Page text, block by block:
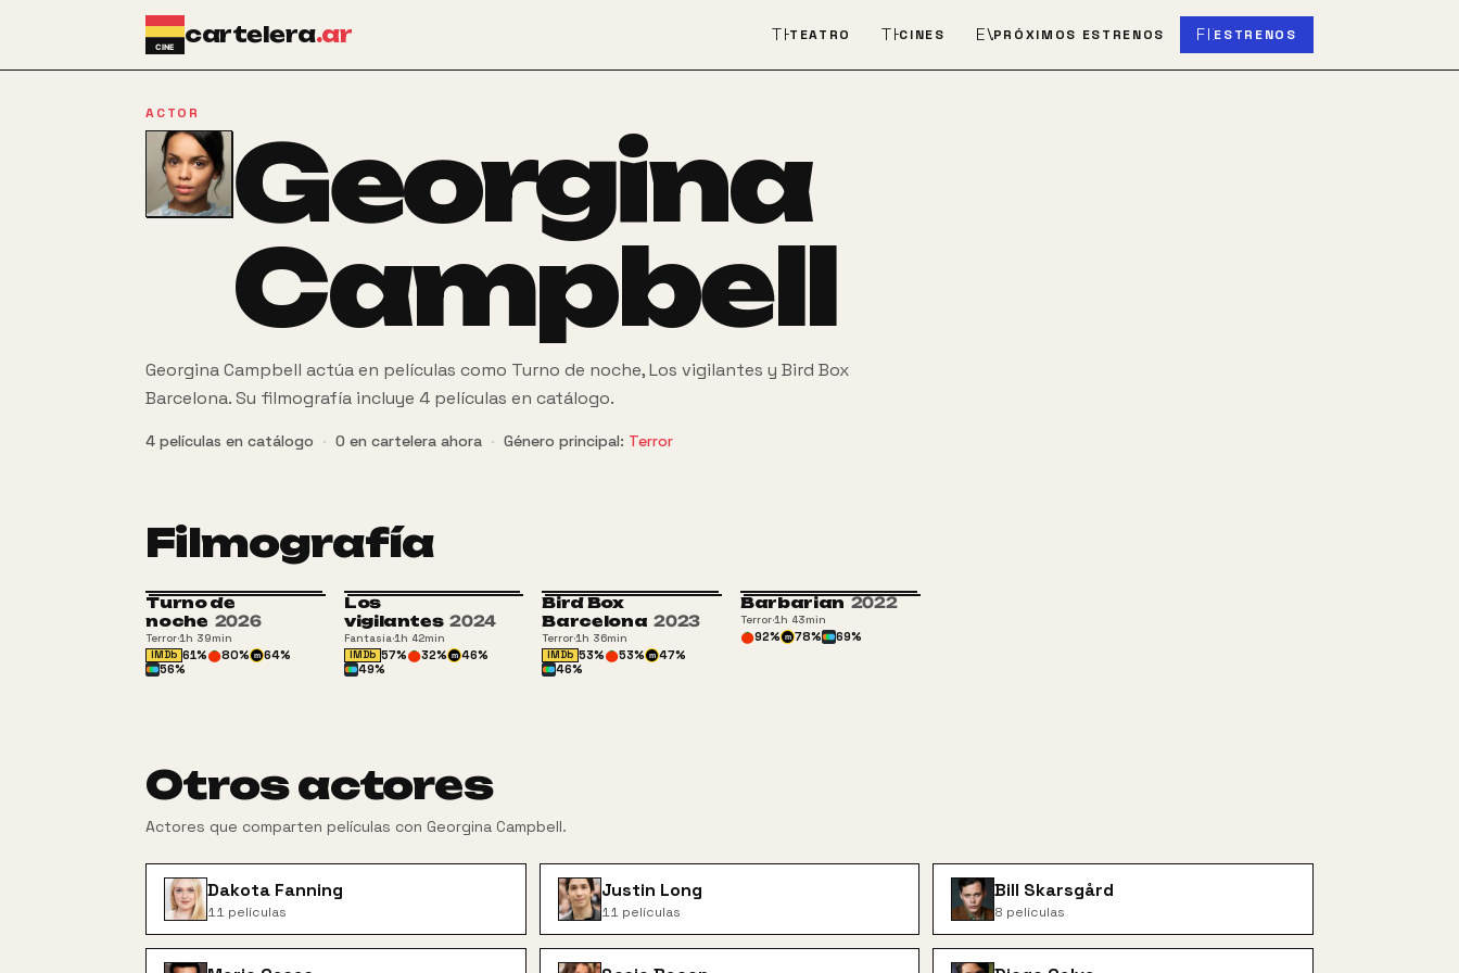
Ir al contenido principal
cartelera.ar THEATER_COMEDY
TEATRO THEATERS
CINES EVENT_UPCOMING
PRÓXIMOS ESTRENOS FIBER_NEW
ESTRENOS
ACTOR
Georgina
Campbell
Georgina Campbell actúa en películas como Turno de noche, Los vigilantes y Bird Box
Barcelona. Su filmografía incluye 4 películas en catálogo.
4 películas en catálogo · 0 en cartelera ahora · Género principal: Terror
Filmografía
Turno de
noche 2026
Terror·1h 39min
IMDb 61% 80% m 64%
56%
Los
vigilantes 2024
Fantasía·1h 42min
IMDb 57% 32% m 46%
49%
Bird Box
Barcelona 2023
Terror·1h 36min
IMDb 53% 53% m 47%
46%
Barbarian 2022
Terror·1h 43min
92% m 78% 69%
Otros actores
Actores que comparten películas con Georgina Campbell.
Dakota Fanning
11 películas
Justin Long
11películas
Bill Skarsgård
8 películas